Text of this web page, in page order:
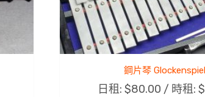
鋼片琴 Glockenspiel
日租: $80.00 / 時租: $